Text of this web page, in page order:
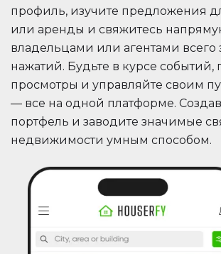
профиль, изучите предложения
или аренды и свяжитесь
владельцами или агентами всего
нажатий. Будьте в курсе событий,
просмотры и управляйте своим
— все на одной платформе.
портфель и заводите значимые
недвижимости умным способом.